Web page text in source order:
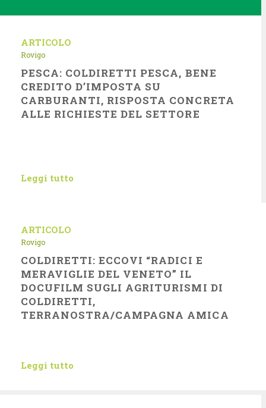
ARTICOLO
Rovigo
PESCA: COLDIRETTI PESCA, BENE
CREDITO D’IMPOSTA SU
CARBURANTI, RISPOSTA CONCRETA
ALLE RICHIESTE DEL SETTORE
Leggi tutto
ARTICOLO
Rovigo
COLDIRETTI: ECCOVI “RADICI E
MERAVIGLIE DEL VENETO” IL
DOCUFILM SUGLI AGRITURISMI DI
COLDIRETTI,
TERRANOSTRA/CAMPAGNA AMICA
Leggi tutto